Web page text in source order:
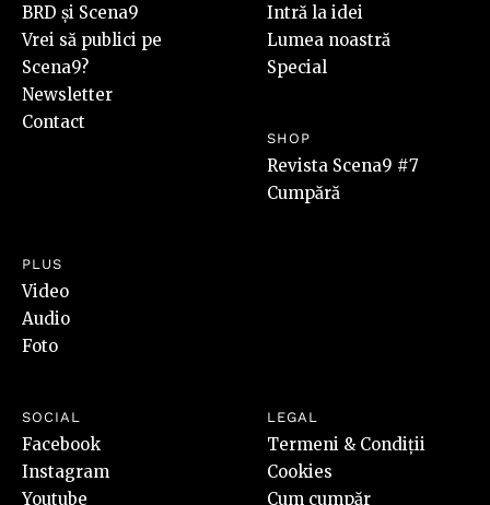
BRD și Scena9
Vrei să publici pe
Scena9?
Newsletter
Contact
Intră la idei
Lumea noastră
Special
SHOP
Revista Scena9 #7
Cumpără
PLUS
Video
Audio
Foto
SOCIAL
Facebook
Instagram
Youtube
LEGAL
Termeni & Condiții
Cookies
Cum cumpăr